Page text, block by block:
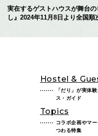
実在するゲストハウスが舞台
し』2024年11月8日より全国順
Hostel &
「だり」が実体
ス・ガイド
Topics
コラボ企画やマ
つわる特集